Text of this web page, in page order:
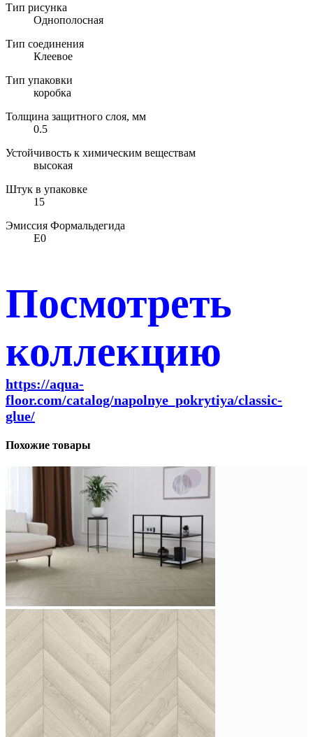
Тип рисунка
Однополосная
Тип соединения
Клеевое
Тип упаковки
коробка
Толщина защитного слоя, мм
0.5
Устойчивость к химическим веществам
высокая
Штук в упаковке
15
Эмиссия Формальдегида
E0
Посмотреть
коллекцию
https://aqua-
floor.com/catalog/napolnye_pokrytiya/classic-
glue/
Похожие товары